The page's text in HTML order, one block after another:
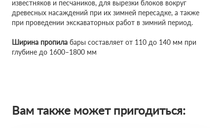
известняков и песчаников, для вырезки блоков вокруг
древесных насаждений при их зимней пересадке, а также
при проведении экскаваторных работ в зимний период.
Ширина пропила бары составляет от 110 до 140 мм при
глубине до 1600–1800 мм
Вам также может пригодиться: